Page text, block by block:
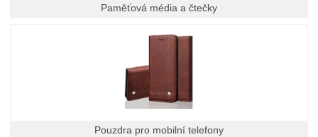
Paměťová média a čtečky
Pouzdra pro mobilní telefony